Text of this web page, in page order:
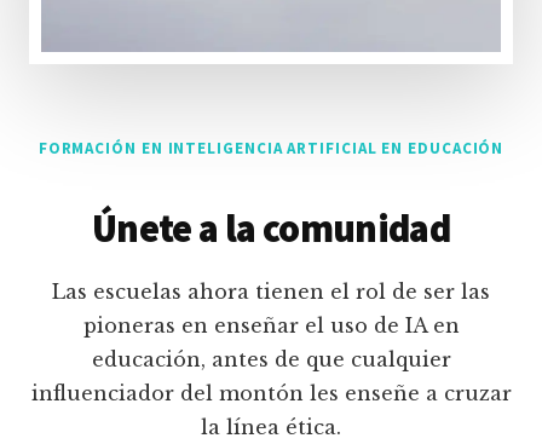
FORMACIÓN EN INTELIGENCIA ARTIFICIAL EN EDUCACIÓN
Únete a la comunidad
Las escuelas ahora tienen el rol de ser las
pioneras en enseñar el uso de IA en
educación, antes de que cualquier
influenciador del montón les enseñe a cruzar
la línea ética.